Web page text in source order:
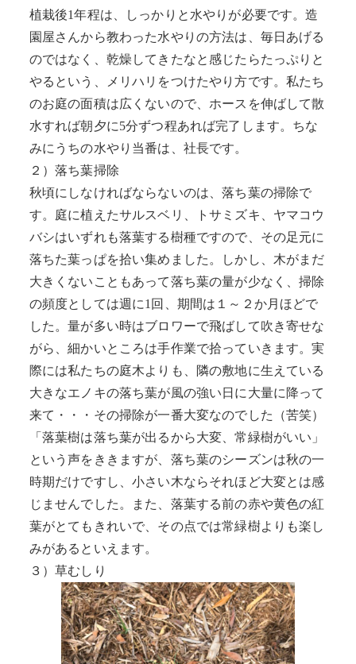
植栽後1年程は、しっかりと水やりが必要です。造
園屋さんから教わった水やりの方法は、毎日あげる
のではなく、乾燥してきたなと感じたらたっぷりと
やるという、メリハリをつけたやり方です。私たち
のお庭の面積は広くないので、ホースを伸ばして散
水すれば朝夕に5分ずつ程あれば完了します。ちな
みにうちの水やり当番は、社長です。
２）落ち葉掃除
秋頃にしなければならないのは、落ち葉の掃除で
す。庭に植えたサルスベリ、トサミズキ、ヤマコウ
バシはいずれも落葉する樹種ですので、その足元に
落ちた葉っぱを拾い集めました。しかし、木がまだ
大きくないこともあって落ち葉の量が少なく、掃除
の頻度としては週に1回、期間は１～２か月ほどで
した。量が多い時はブロワーで飛ばして吹き寄せな
がら、細かいところは手作業で拾っていきます。実
際には私たちの庭木よりも、隣の敷地に生えている
大きなエノキの落ち葉が風の強い日に大量に降って
来て・・・その掃除が一番大変なのでした（苦笑）
「落葉樹は落ち葉が出るから大変、常緑樹がいい」
という声をききますが、落ち葉のシーズンは秋の一
時期だけですし、小さい木ならそれほど大変とは感
じませんでした。また、落葉する前の赤や黄色の紅
葉がとてもきれいで、その点では常緑樹よりも楽し
みがあるといえます。
３）草むしり